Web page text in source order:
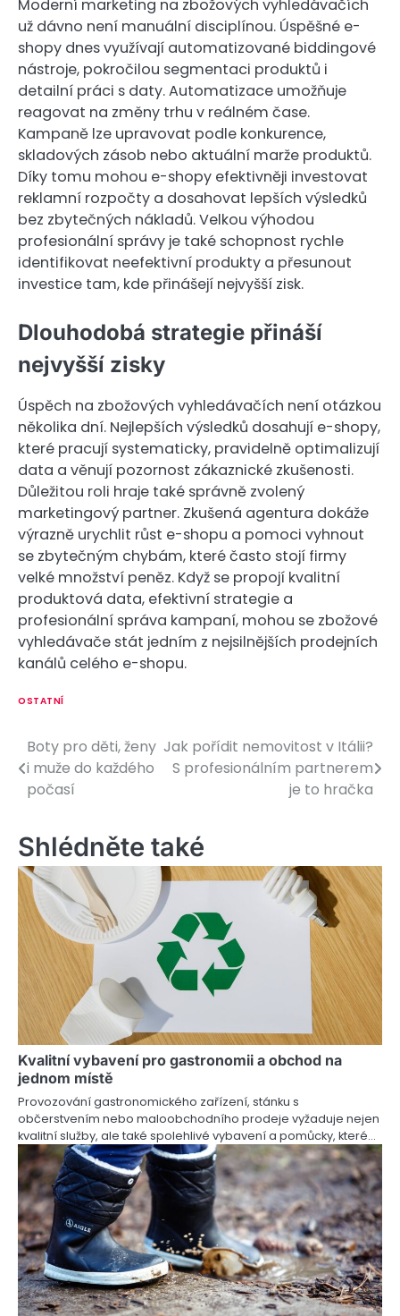
Moderní marketing na zbožových vyhledávačích
už dávno není manuální disciplínou. Úspěšné e-
shopy dnes využívají automatizované biddingové
nástroje, pokročilou segmentaci produktů i
detailní práci s daty. Automatizace umožňuje
reagovat na změny trhu v reálném čase.
Kampaně lze upravovat podle konkurence,
skladových zásob nebo aktuální marže produktů.
Díky tomu mohou e-shopy efektivněji investovat
reklamní rozpočty a dosahovat lepších výsledků
bez zbytečných nákladů. Velkou výhodou
profesionální správy je také schopnost rychle
identifikovat neefektivní produkty a přesunout
investice tam, kde přinášejí nejvyšší zisk.
Dlouhodobá strategie přináší
nejvyšší zisky
Úspěch na zbožových vyhledávačích není otázkou
několika dní. Nejlepších výsledků dosahují e-shopy,
které pracují systematicky, pravidelně optimalizují
data a věnují pozornost zákaznické zkušenosti.
Důležitou roli hraje také správně zvolený
marketingový partner. Zkušená agentura dokáže
výrazně urychlit růst e-shopu a pomoci vyhnout
se zbytečným chybám, které často stojí firmy
velké množství peněz. Když se propojí kvalitní
produktová data, efektivní strategie a
profesionální správa kampaní, mohou se zbožové
vyhledávače stát jedním z nejsilnějších prodejních
kanálů celého e-shopu.
OSTATNÍ
N
a
i
g
a
c
e
p
r
o
p
ř
í
s
p
ě
v
Boty pro děti, ženy
i muže do každého
počasí
Jak pořídit nemovitost v Itálii?
S profesionálním partnerem
je to hračka
Shlédněte také
Kvalitní vybavení pro gastronomii a obchod na
jednom místě
Provozování gastronomického zařízení, stánku s
občerstvením nebo maloobchodního prodeje vyžaduje nejen
kvalitní služby, ale také spolehlivé vybavení a pomůcky, které…